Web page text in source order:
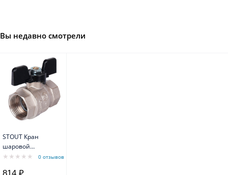
Вы недавно смотрели
STOUT Кран
шаровой
стандартнопроходной,
0 отзывов